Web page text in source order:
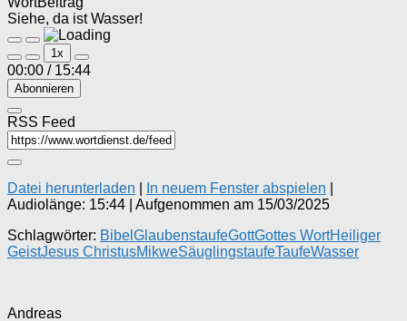
Siehe, da ist Wasser!
Play
Episode
Pause
Episode
1x
00:00 / 15:44
Abonnieren
RSS Feed
Datei herunterladen In neuem Fenster abspielen
Audiolänge: 15:44
Aufgenommen am 15/03/2025
Schlagwörter: Bibel GlaubenstaufeGottGottes WortHeiliger
GeistJesus ChristusMikweSäuglingstaufeTaufeWasser
Andreas